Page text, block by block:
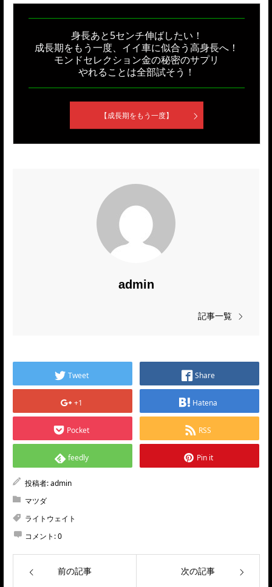
身長あと5センチ伸ばしたい！
成長期をもう一度、イイ車に似合う高身長へ！
モンドセレクション金の秘密のサプリ
やれることは全部試そう！
【成長期をもう一度】
admin
記事一覧
Tweet Share
+1 Hatena
Pocket RSS
feedly Pin it
投稿者:admin
マツダ
ライトウェイト
コメント:0
前の記事 次の記事